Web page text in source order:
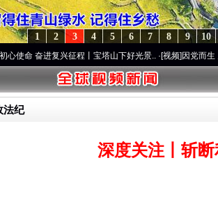
10
9
8
7
6
5
4
3
2
1
复兴征程丨宝塔山下好光景..·[视频]因党而生 为党而战
法纪
深度关注丨斩